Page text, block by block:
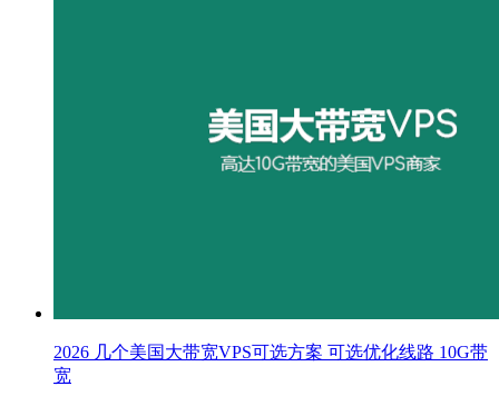
2026 几个美国大带宽VPS可选方案 可选优化线路 10G带
宽